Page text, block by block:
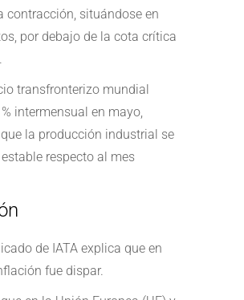
contracción, situándose en
por debajo de la cota crítica
transfronterizo mundial
intermensual en mayo,
la producción industrial se
respecto al mes
de IATA explica que en
fue dispar.